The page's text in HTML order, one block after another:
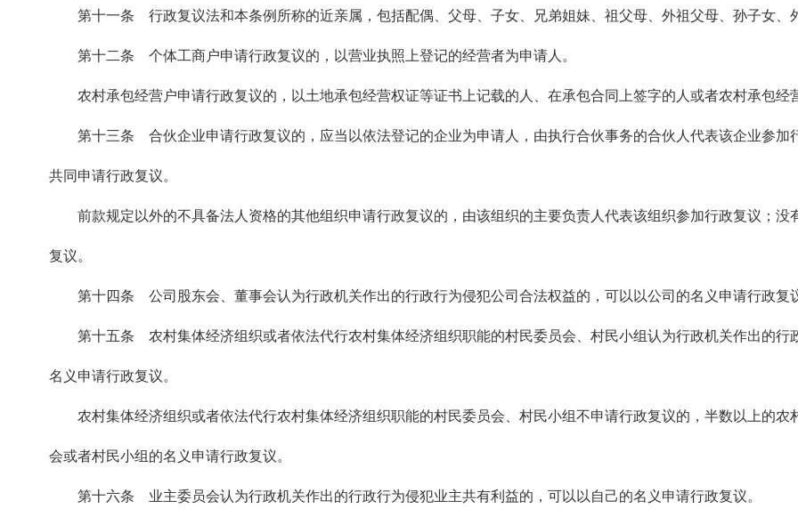
第十一条 行政复议法和本条例所称的近亲属，包括配偶、父母、子女、兄弟姐妹、祖父母、外祖父母、孙子女、
第十二条 个体工商户申请行政复议的，以营业执照上登记的经营者为申请人。
农村承包经营户申请行政复议的，以土地承包经营权证等证书上记载的人、在承包合同上签字的人或者农村承包
第十三条 合伙企业申请行政复议的，应当以依法登记的企业为申请人，由执行合伙事务的合伙人代表该企业参加
共同申请行政复议。
前款规定以外的不具备法人资格的其他组织申请行政复议的，由该组织的主要负责人代表该组织参加行政复议；
复议。
第十四条 公司股东会、董事会认为行政机关作出的行政行为侵犯公司合法权益的，可以以公司的名义申请行政复
第十五条 农村集体经济组织或者依法代行农村集体经济组织职能的村民委员会、村民小组认为行政机关作出的行
名义申请行政复议。
农村集体经济组织或者依法代行农村集体经济组织职能的村民委员会、村民小组不申请行政复议的，半数以上的
会或者村民小组的名义申请行政复议。
第十六条 业主委员会认为行政机关作出的行政行为侵犯业主共有利益的，可以以自己的名义申请行政复议。